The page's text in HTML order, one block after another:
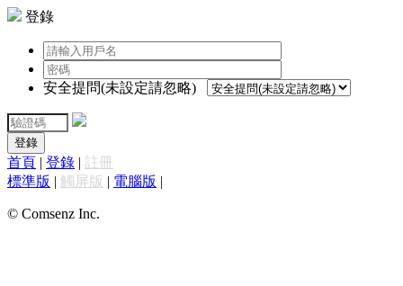
登錄
安全提問(未設定請忽略)
登錄
首頁 | 登錄 | 註冊
標準版 | 觸屏版 | 電腦版 |
© Comsenz Inc.